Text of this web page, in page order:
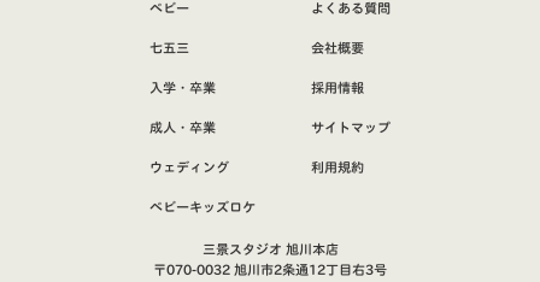
ベビー
七五三
入学・卒業
成人・卒業
ウェディング
ベビーキッズロケ
よくある質問
会社概要
採用情報
サイトマップ
利用規約
三景スタジオ 旭川本店
〒070-0032 旭川市2条通12丁目右3号